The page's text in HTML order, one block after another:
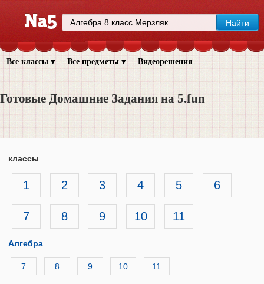
Все классы ▾ Все предметы ▾ Видеорешения
Готовые Домашние Задания на 5.fun
классы
1 2 3 4 5 6
7 8 9 10 11
Алгебра
7 8 9 10 11